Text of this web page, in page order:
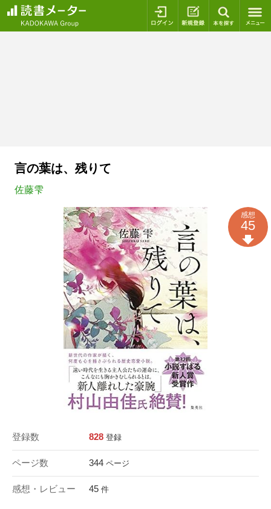
ログイン 新規登録
言の葉は、残りて
佐藤雫
登録数 828 登録
ページ数 344 ページ
感想・レビュー 45 件
感想
45